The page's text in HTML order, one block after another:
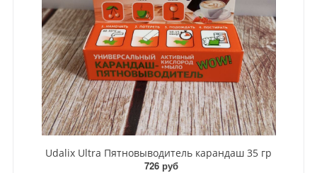
Udalix Ultra Пятновыводитель карандаш 35 гр
726 руб